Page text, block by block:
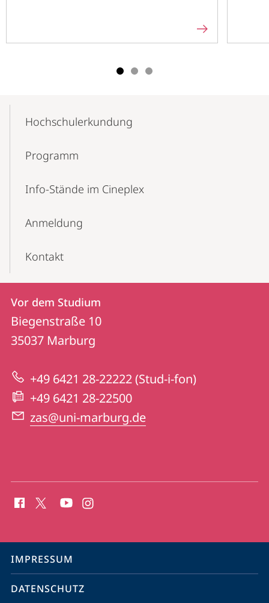
NavigationHochschul­erkundung
Programm
Info-Stände im Cineplex
Anmeldung
Kontakt
Kontakt
und
Informationen
zur
Website
Kontaktinformationen
Vor
dem
Studium
Vor dem Studium
Biegenstraße 10
35037 Marburg
+49 6421 28-22222 (Stud-i-fon)
+49 6421 28-22500
zas@uni-marburg.de
Media
Service-
Navigation
IMPRESSUM
DATENSCHUTZ